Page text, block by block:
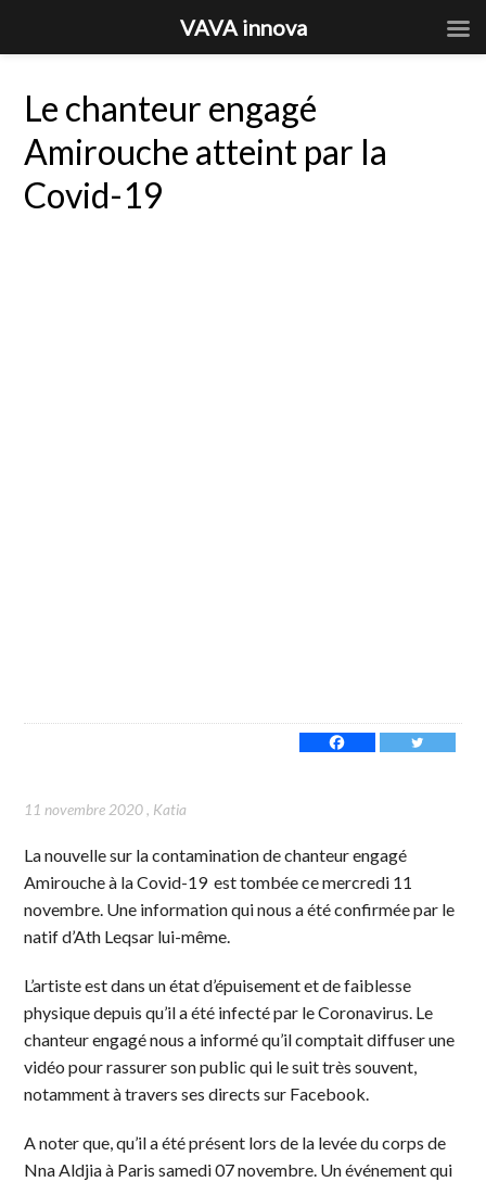
Le chanteur engagé
Amirouche atteint par la
Covid-19
11 novembre 2020, Katia
La nouvelle sur la contamination de chanteur engagé
Amirouche à la Covid-19 est tombée ce mercredi 11
novembre. Une information qui nous a été confirmée par le
natif d’Ath Leqsar lui-même.
L’artiste est dans un état d’épuisement et de faiblesse
physique depuis qu’il a été infecté par le Coronavirus. Le
chanteur engagé nous a informé qu’il comptait diffuser une
vidéo pour rassurer son public qui le suit très souvent,
notamment à travers ses directs sur Facebook.
A noter que, qu’il a été présent lors de la levée du corps de
Nna Aldjia à Paris samedi 07 novembre. Un événement qui
VAVA innova